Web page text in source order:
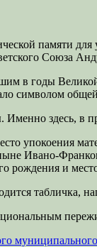
памяти
Союза
в годы
символом
здесь, в
упокоения
Ивано-
и
табличка,